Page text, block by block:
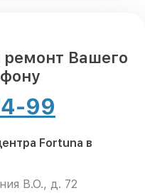
ремонт Вашего
99
Fortuna в
В.О., д. 72